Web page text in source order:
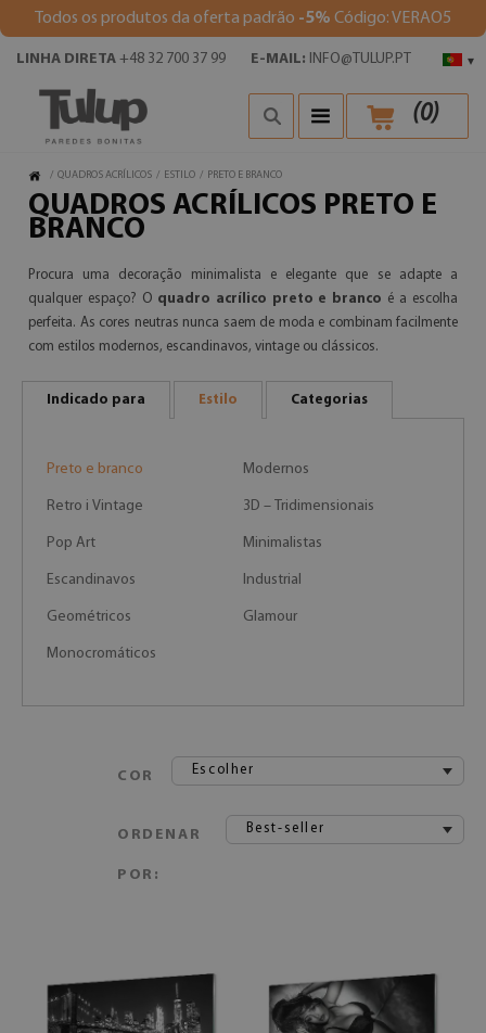
Todos os produtos da oferta padrão -5% Código: VERAO5
▾
LINHA DIRETA +48 32 700 37 99 E-MAIL: INFO@TULUP.PT
(0)
/ QUADROS ACRÍLICOS / ESTILO / PRETO E BRANCO
QUADROS ACRÍLICOS PRETO E
BRANCO
Procura uma decoração minimalista e elegante que se adapte a
qualquer espaço? O quadro acrílico preto e branco é a escolha
perfeita. As cores neutras nunca saem de moda e combinam facilmente
com estilos modernos, escandinavos, vintage ou clássicos.
Indicado para Estilo Categorias
Preto e branco Modernos
Retro i Vintage 3D – Tridimensionais
Pop Art Minimalistas
Escandinavos Industrial
Geométricos Glamour
Monocromáticos
COR Escolher
ORDENAR
POR:
Best-seller